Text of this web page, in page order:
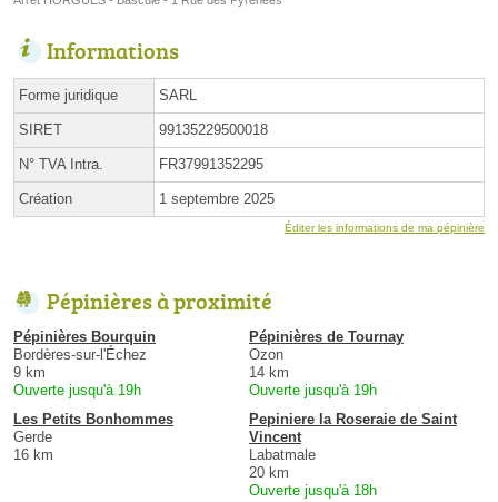
Informations
Forme juridique SARL
SIRET 99135229500018
N° TVA Intra. FR37991352295
Création 1 septembre 2025
Éditer les informations de ma pépinière
Pépinières à proximité
Pépinières Bourquin
Bordères-sur-l'Échez
9 km
Ouverte jusqu'à 19h
Pépinières de Tournay
Ozon
14 km
Ouverte jusqu'à 19h
Les Petits Bonhommes
Gerde
16 km
Pepiniere la Roseraie de Saint
Vincent
Labatmale
20 km
Ouverte jusqu'à 18h